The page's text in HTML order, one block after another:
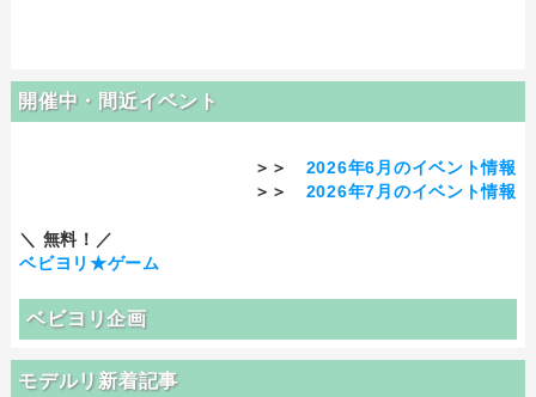
開催中・間近イベント
＞＞ 2026年6月のイベント情報
＞＞ 2026年7月のイベント情報
＼ 無料！／
ベビヨリ★ゲーム
ベビヨリ企画
モデルリ新着記事